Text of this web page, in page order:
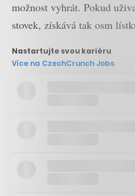
možnost vyhrát. Pokud
stovek, získává tak osm
Nastartujte svou kariéru
Více na CzechCrunch Jobs